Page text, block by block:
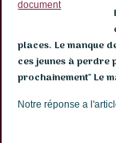
places. Le manque
ces jeunes à
prochainement" Le
Notre réponse a